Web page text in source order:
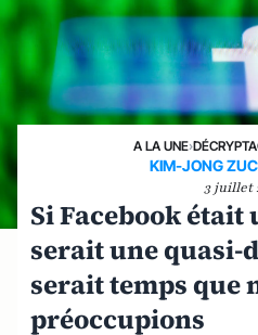
A LA UNE›
KIM-JONG
3 juillet
Si Facebook était
serait une quasi-
serait temps que
préoccupions